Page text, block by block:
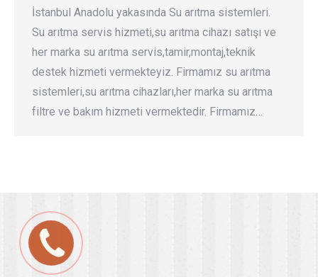
İstanbul Anadolu yakasında Su arıtma sistemleri.
Su arıtma servis hizmeti,su arıtma cihazı satışı ve
her marka su arıtma servis,tamir,montaj,teknik
destek hizmeti vermekteyiz. Firmamız su arıtma
sistemleri,su arıtma cihazları,her marka su arıtma
filtre ve bakım hizmeti vermektedir. Firmamız…